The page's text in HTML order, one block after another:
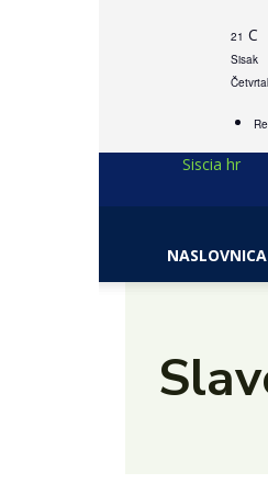
21 C
Sisak
Siscia hr
NASLOVNICA